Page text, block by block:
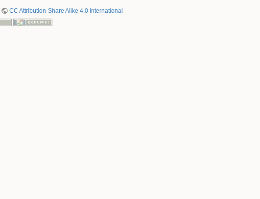
CC Attribution-Share Alike 4.0 International